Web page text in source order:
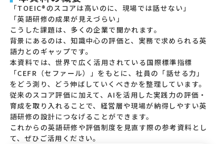
「TOEIC®のスコアは高いのに、現場では話せない」
「英語研修の成果が見えづらい」
こうした課題は、多くの企業で聞かれます。
背景にあるのは、知識中心の評価と、実務で求められる英
語力とのギャップです。
本資料では、世界で広く活用されている国際標準指標
「CEFR（セファール）」をもとに、社員の「話せる力」
をどう測り、どう伸ばしていくべきかを整理しています。
従来のスコア評価に加えて、AIを活用した実践力の評価・
育成を取り入れることで、経営層や現場が納得しやすい英
語研修の設計につなげることができます。
これからの英語研修や評価制度を見直す際の参考資料とし
て、ぜひご活用ください。